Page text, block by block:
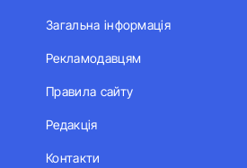
Загальна інформація
Рекламодавцям
Правила сайту
Редакція
Контакти